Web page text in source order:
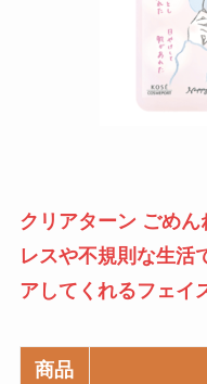
クリアターン ごめ
レスや不規則な生活
アしてくれるフェイ
商品